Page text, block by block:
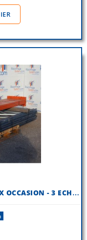
R
AYONNAGE À PALETTES MECALUX OCCASION - 3 ECHELLES H 2500 MM X P...